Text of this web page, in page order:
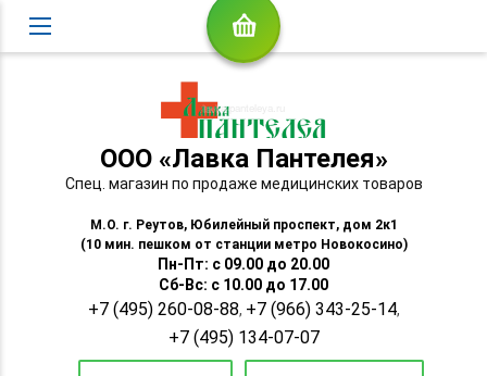
ООО «Лавка Пантелея»
Спец. магазин по продаже медицинских товаров
М.О. г. Реутов, Юбилейный проспект, дом 2к1
(10 мин. пешком от станции метро Новокосино)
Пн-Пт: с 09.00 до 20.00
Сб-Вс: с 10.00 до 17.00
+7 (495) 260-08-88, +7 (966) 343-25-14,
+7 (495) 134-07-07